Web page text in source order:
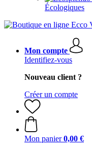
Écologiques
Mon compte
Identifiez-vous
Nouveau client ?
Créer un compte
Mon panier 0,00 €